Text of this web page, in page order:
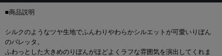
■商品説明
シルクのようなツヤ生地でふんわりやわらかシルエットが可愛いりぼん
のバレッタ。
ふわっとした大きめのりぼんがほどよくラフな雰囲気を演出してくれま